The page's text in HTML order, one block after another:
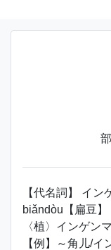
【代名詞】 イン
biǎndòu【扁豆】
〈植〉インゲン
【例】～角儿/イ